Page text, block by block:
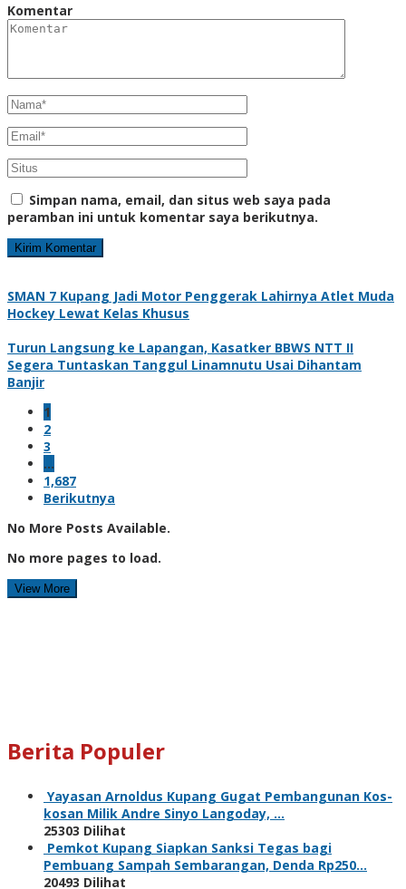
Komentar
Simpan nama, email, dan situs web saya pada
peramban ini untuk komentar saya berikutnya.
SMAN 7 Kupang Jadi Motor Penggerak Lahirnya Atlet Muda
Hockey Lewat Kelas Khusus
Turun Langsung ke Lapangan, Kasatker BBWS NTT II
Segera Tuntaskan Tanggul Linamnutu Usai Dihantam
Banjir
1
2
3
…
1,687
Berikutnya
No More Posts Available.
No more pages to load.
View More
Berita Populer
Yayasan Arnoldus Kupang Gugat Pembangunan Kos-
kosan Milik Andre Sinyo Langoday, …
25303 Dilihat
Pemkot Kupang Siapkan Sanksi Tegas bagi
Pembuang Sampah Sembarangan, Denda Rp250…
20493 Dilihat